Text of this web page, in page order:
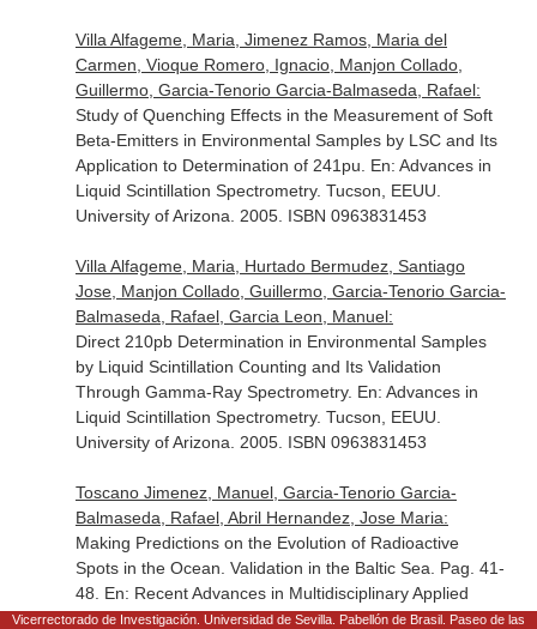
Villa Alfageme, Maria, Jimenez Ramos, Maria del
Carmen, Vioque Romero, Ignacio, Manjon Collado,
Guillermo, Garcia-Tenorio Garcia-Balmaseda, Rafael:
Study of Quenching Effects in the Measurement of Soft
Beta-Emitters in Environmental Samples by LSC and Its
Application to Determination of 241pu. En: Advances in
Liquid Scintillation Spectrometry. Tucson, EEUU.
University of Arizona. 2005. ISBN 0963831453
Villa Alfageme, Maria, Hurtado Bermudez, Santiago
Jose, Manjon Collado, Guillermo, Garcia-Tenorio Garcia-
Balmaseda, Rafael, Garcia Leon, Manuel:
Direct 210pb Determination in Environmental Samples
by Liquid Scintillation Counting and Its Validation
Through Gamma-Ray Spectrometry. En: Advances in
Liquid Scintillation Spectrometry. Tucson, EEUU.
University of Arizona. 2005. ISBN 0963831453
Toscano Jimenez, Manuel, Garcia-Tenorio Garcia-
Balmaseda, Rafael, Abril Hernandez, Jose Maria:
Making Predictions on the Evolution of Radioactive
Spots in the Ocean. Validation in the Baltic Sea. Pag. 41-
48. En: Recent Advances in Multidisciplinary Applied
Physics. Ed. 1. Oxford, Reino Unido. Elsevier Science.
Vicerrectorado de Investigación. Universidad de Sevilla. Pabellón de Brasil. Paseo de las